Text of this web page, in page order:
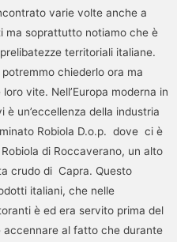
varie volte anche a
ma soprattutto notiamo che è
territoriali italiane.
chiederlo ora ma
vite. Nell’Europa moderna in
un’eccellenza della industria
Robiola D.o.p. dove ci è
di Roccaverano, un alto
crudo di Capra. Questo
italiani, che nelle
è ed era servito prima del
accennare al fatto che durante